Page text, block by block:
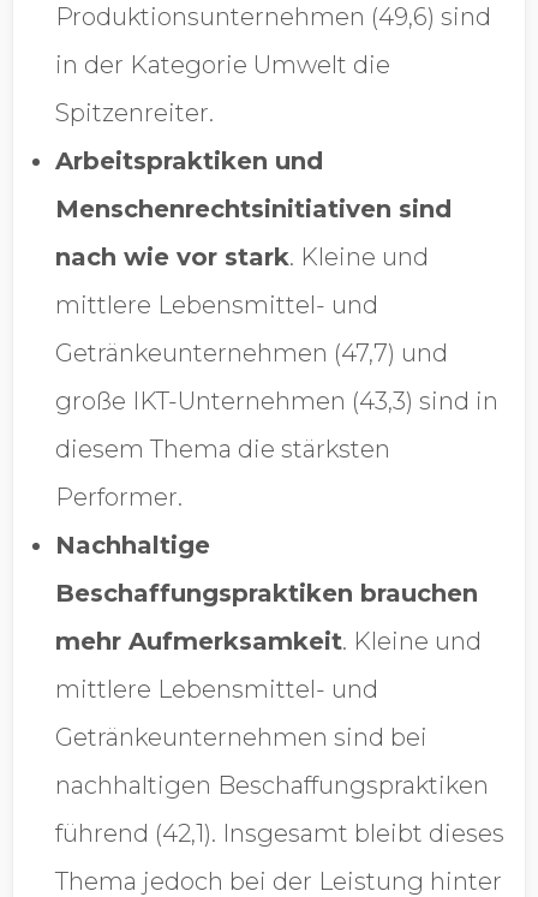
Produktionsunternehmen (49,6) sind
in der Kategorie Umwelt die
Spitzenreiter.
Arbeitspraktiken und
Menschenrechtsinitiativen sind
nach wie vor stark. Kleine und
mittlere Lebensmittel- und
Getränkeunternehmen (47,7) und
große IKT-Unternehmen (43,3) sind in
diesem Thema die stärksten
Performer.
Nachhaltige
Beschaffungspraktiken brauchen
mehr Aufmerksamkeit. Kleine und
mittlere Lebensmittel- und
Getränkeunternehmen sind bei
nachhaltigen Beschaffungspraktiken
führend (42,1). Insgesamt bleibt dieses
Thema jedoch bei der Leistung hinter